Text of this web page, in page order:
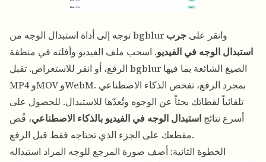
توجه إلى أداة استبدال الوجه من bgblur وانقر على جرب
استبدال الوجه في الفيديو. اسحب ملف الفيديو وأفلته في منطقة
الرفع، أو انقر للاستعراض. تقبل bgblur الصيغ الشائعة بما فيها
MP4 وMOV وWebM. بمجرد الرفع، تفحص الذكاء الاصطناعي
تلقائياً لقطاتك بحثاً عن الوجوه وتُعدّها للاستبدال. للحصول على
أسرع نتائج استبدال الوجه في الفيديو بالذكاء الاصطناعي، قُص
مقطعك على الجزء الذي تحتاجه فقط قبل الرفع.
الخطوة الثانية: أضف صورة المرجع للوجه المراد استبداله